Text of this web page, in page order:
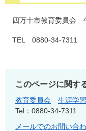
四万十市教育委員会
TEL 0880-34-7311
このページに関す
教育委員会 生涯学
Tel：0880-34-7311
メールでのお問い合